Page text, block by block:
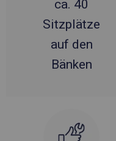
ca. 40
Sitzplätze
auf den
Bänken